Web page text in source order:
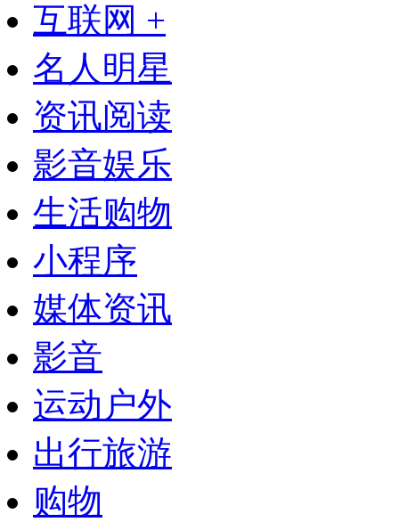
互联网 +
名人明星
资讯阅读
影音娱乐
生活购物
小程序
媒体资讯
影音
运动户外
出行旅游
购物